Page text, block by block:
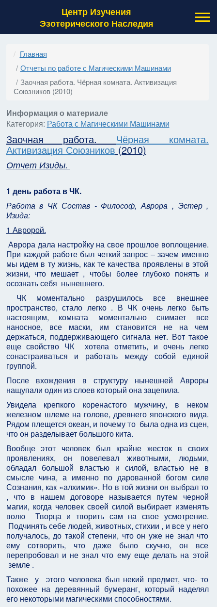
Центр Изучения
Эзотерического Наследия
Главная
Отчеты по работе с Магическими Машинами
Заочная работа. Чёрная комната. Активизация
Союзников (2010)
Информация о материале
Категория: Работа с Магическими Машинами
Заочная работа. Чёрная комната.
Активизация Союзников (2010)
Отчет Изиды.
1 день работа в ЧК.
Работа в ЧК Состав - Философ, Аврора , Эстер ,
Изида:
1 Авророй.
Аврора дала настройку на свое прошлое воплощение.
При каждой работе был четкий запрос – зачем именно
мы идем в ту жизнь, как те качества проявлены в этой
жизни, что мешает , чтобы более глубоко понять и
осознать себя нынешнего.
ЧК моментально разрушилось все внешнее
пространство, стало легко . В ЧК очень легко быть
настоящим, комната моментально снимает все
наносное, все маски, им становится не на чем
держаться, поддерживающего сигнала нет. Вот такое
еще свойство ЧК хотела отметить, и очень легко
сонастраиваться и работать между собой единой
группой.
После вхождения в структуру нынешней Авроры
нащупали один из слоев который она зацепила.
Увидела крепкого коренастого мужчину, в неком
железном шлеме на голове, древнего японского вида.
Рядом плещется океан, и почему то была одна из сцен,
что он разделывает большого кита.
Вообще этот человек был крайне жесток в своих
проявлениях, он повелевал животными, людьми,
обладал большой властью и силой, властью не в
смысле чина, а именно по дарованной богом силе
Сознания, как «алхимик». Но в той жизни он выбрал то
, что в нашем договоре называется путем черной
магии, когда человек своей силой выбирает изменять
волю Творца и творить сам на свое усмотрение.
Подчинять себе людей, животных, стихии , и все у него
получалось, до такой степени, что он уже не знал что
ему сотворить, что даже было скучно, он все
перепробовал и не знал что ему еще делать на этой
земле .
Также у этого человека был некий предмет, что- то
похожее на деревянный бумеранг, который наделял
его некоторыми магическими способностями.